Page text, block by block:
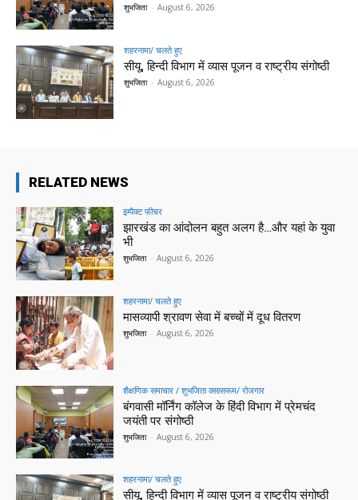
शुभजिता - August 6, 2026
शहरनामा/ चलते हुए
सीयू, हिन्दी विभाग में व्यास पूजन व राष्ट्रीय संगोष्ठी
शुभजिता - August 6, 2026
RELATED NEWS
इम्पैक्ट फीचर
झारखंड का आंदोलन बहुत अलग है…और यहां के युवा
भी
शुभजिता - August 6, 2026
शहरनामा/ चलते हुए
मासव्यापी श्रावण सेवा में बच्चों में दूध वितरण
शुभजिता - August 6, 2026
शैक्षणिक समाचार / शुभजिता क्सासरूम/ रोजगार
बंगवासी मॉर्निंग कॉलेज के हिंदी विभाग में प्रेमचंद
जयंती पर संगोष्ठी
शुभजिता - August 6, 2026
शहरनामा/ चलते हुए
सीयू, हिन्दी विभाग में व्यास पूजन व राष्ट्रीय संगोष्ठी